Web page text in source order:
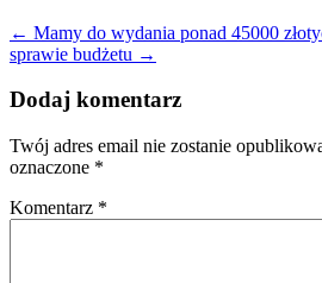
← Mamy do wydania ponad 45000
sprawie budżetu →
Dodaj komentarz
Twój adres email nie zostanie
oznaczone *
Komentarz *